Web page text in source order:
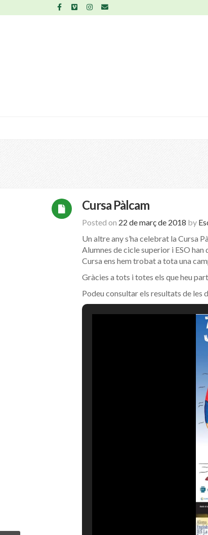
Cursa Pàlcam
Posted on 22 de març de 2018 by
Un altre any s’ha celebrat la Cursa
Alumnes de cicle superior i ESO
Cursa ens hem trobat a tota una
Gràcies a tots i totes els que heu
Podeu consultar els resultats de les